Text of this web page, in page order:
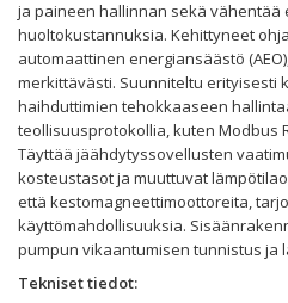
ja paineen hallinnan sekä vähentää
huoltokustannuksia. Kehittyneet
automaattinen energiansäästö
merkittävästi. Suunniteltu erityisesti
haihduttimien tehokkaaseen
teollisuusprotokollia, kuten Modbus
Täyttää jäähdytyssovellusten
kosteustasot ja muuttuvat
että kestomagneettimoottoreita,
käyttömahdollisuuksia.
pumpun vikaantumisen tunnistus ja
Tekniset tiedot: